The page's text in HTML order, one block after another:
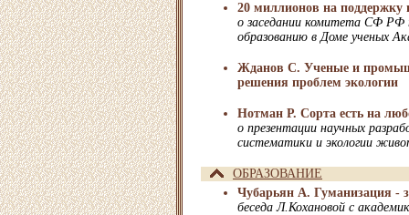
20 миллионов на поддержку
о заседании комитета СФ РФ
образованию в Доме ученых
Жданов С. Ученые и
решения проблем экологии
Нотман Р. Сорта есть на
о презентации научных
систематики и экологии
ОБРАЗОВАНИЕ
Чубарьян А. Гуманизация -
беседа Л.Кохановой с